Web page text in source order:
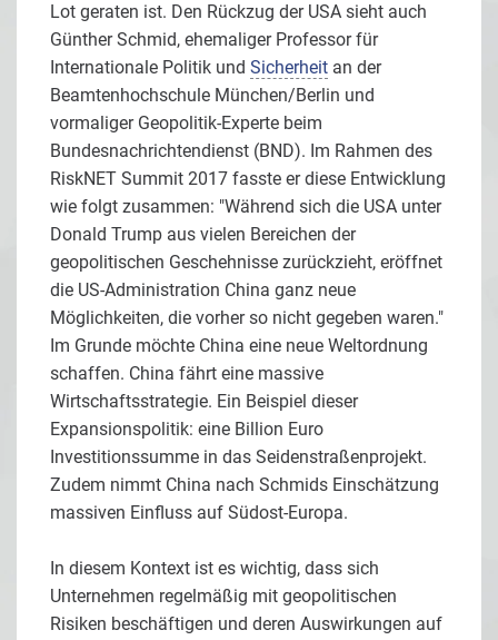
Lot geraten ist. Den Rückzug der USA sieht auch
Günther Schmid, ehemaliger Professor für
Internationale Politik und Sicherheit an der
Beamtenhochschule München/Berlin und
vormaliger Geopolitik-Experte beim
Bundesnachrichtendienst (BND). Im Rahmen des
RiskNET Summit 2017 fasste er diese Entwicklung
wie folgt zusammen: "Während sich die USA unter
Donald Trump aus vielen Bereichen der
geopolitischen Geschehnisse zurückzieht, eröffnet
die US-Administration China ganz neue
Möglichkeiten, die vorher so nicht gegeben waren."
Im Grunde möchte China eine neue Weltordnung
schaffen. China fährt eine massive
Wirtschaftsstrategie. Ein Beispiel dieser
Expansionspolitik: eine Billion Euro
Investitionssumme in das Seidenstraßenprojekt.
Zudem nimmt China nach Schmids Einschätzung
massiven Einfluss auf Südost-Europa.
In diesem Kontext ist es wichtig, dass sich
Unternehmen regelmäßig mit geopolitischen
Risiken beschäftigen und deren Auswirkungen auf